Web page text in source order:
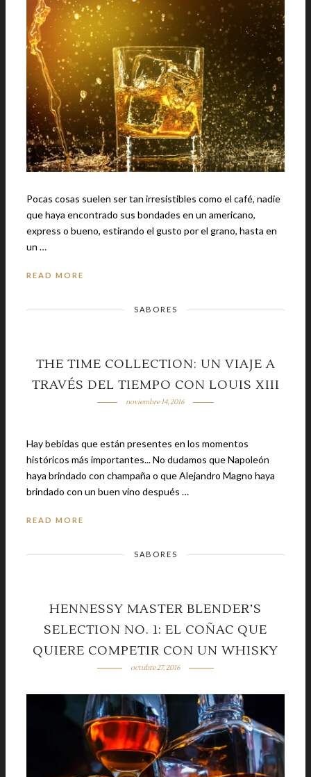
Pocas cosas suelen ser tan irresistibles como el café, nadie
que haya encontrado sus bondades en un americano,
express o bueno, estirando el gusto por el grano, hasta en
un …
READ MORE
SABORES
THE TIME COLLECTION: UN VIAJE A
TRAVÉS DEL TIEMPO CON LOUIS XIII
noviembre 14, 2016
Hay bebidas que están presentes en los momentos
históricos más importantes... No dudamos que Napoleón
haya brindado con champaña o que Alejandro Magno haya
brindado con un buen vino después …
READ MORE
SABORES
HENNESSY MASTER BLENDER’S
SELECTION NO. 1: EL COÑAC QUE
QUIERE COMPETIR CON UN WHISKY
octubre 27, 2016